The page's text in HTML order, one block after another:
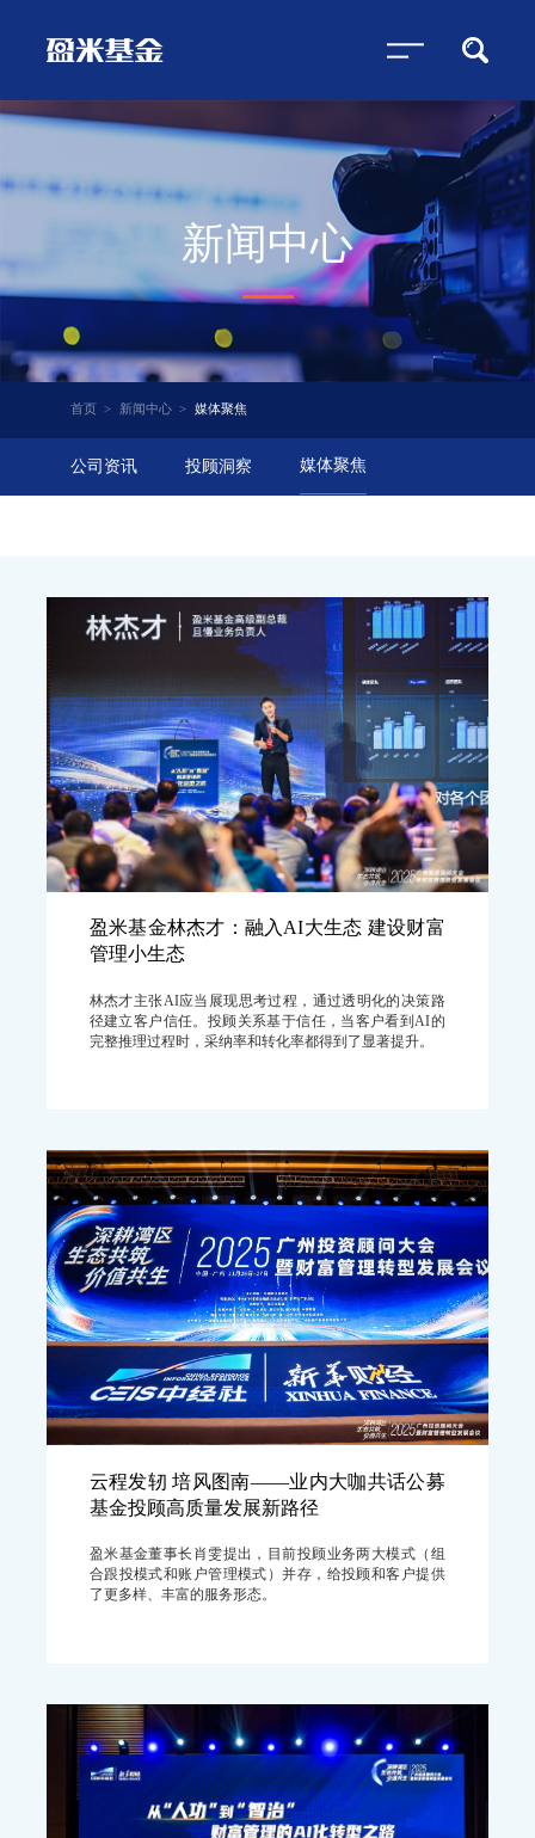
新闻中心
首页 > 新闻中心 > 媒体聚焦
公司资讯 投顾洞察 媒体聚焦
盈米基金林杰才：融入AI大生态 建设财富
管理小生态
林杰才主张AI应当展现思考过程，通过透明化的决策路
径建立客户信任。投顾关系基于信任，当客户看到AI的
完整推理过程时，采纳率和转化率都得到了显著提升。
云程发轫 培风图南——业内大咖共话公募
基金投顾高质量发展新路径
盈米基金董事长肖雯提出，目前投顾业务两大模式（组
合跟投模式和账户管理模式）并存，给投顾和客户提供
了更多样、丰富的服务形态。